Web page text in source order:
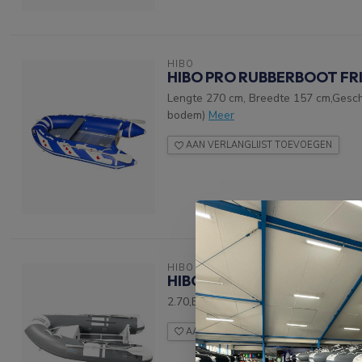
HIBO
HIBO PRO RUBBERBOOT
Lengte 270 cm, Breedte 157
bodem) Meer
AAN VERLANGLIJST TOEVOEGEN
HIBO
HIBO STYLE ALUMINIUM
2.70,EVA teak vloer,4mm Aluminium
AAN VERLANGLIJST TOEVOEGEN